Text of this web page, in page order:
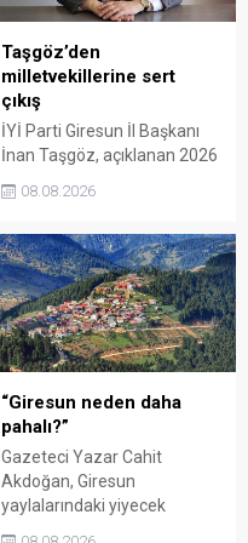
Taşgöz’den
milletvekillerine sert
çıkış
İYİ Parti Giresun İl Başkanı
İnan Taşgöz, açıklanan 2026
üzerinden iktidar
eleştirdi. Taşgöz, üreticinin
emeğinin karşılığını
alamadığını savunarak,
Giresun milletvekillerini
sessiz kalmakla suçladı.
08.08.2026
“Giresun neden daha
pahalı?”
Gazeteci Yazar Cahit
Akdoğan, Giresun
yaylalarındaki yiyecek